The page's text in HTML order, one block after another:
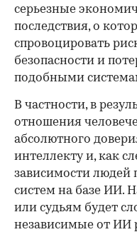
серьезные
последствия, о
спровоцировать
безопасности и
подобными
В частности, в
отношения
абсолютного
интеллекту и, как
зависимости людей
систем на базе ИИ.
или судьям будет
независимые от ИИ